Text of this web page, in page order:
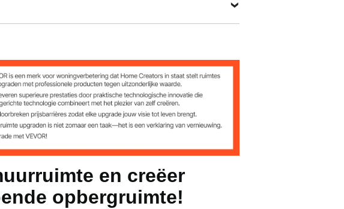
Bekijk alle specificaties
inch / 60 x 16,51 x 146,99 cm
inch / 60 x 16,51 x 75 cm
en creëer
opbergruimte!